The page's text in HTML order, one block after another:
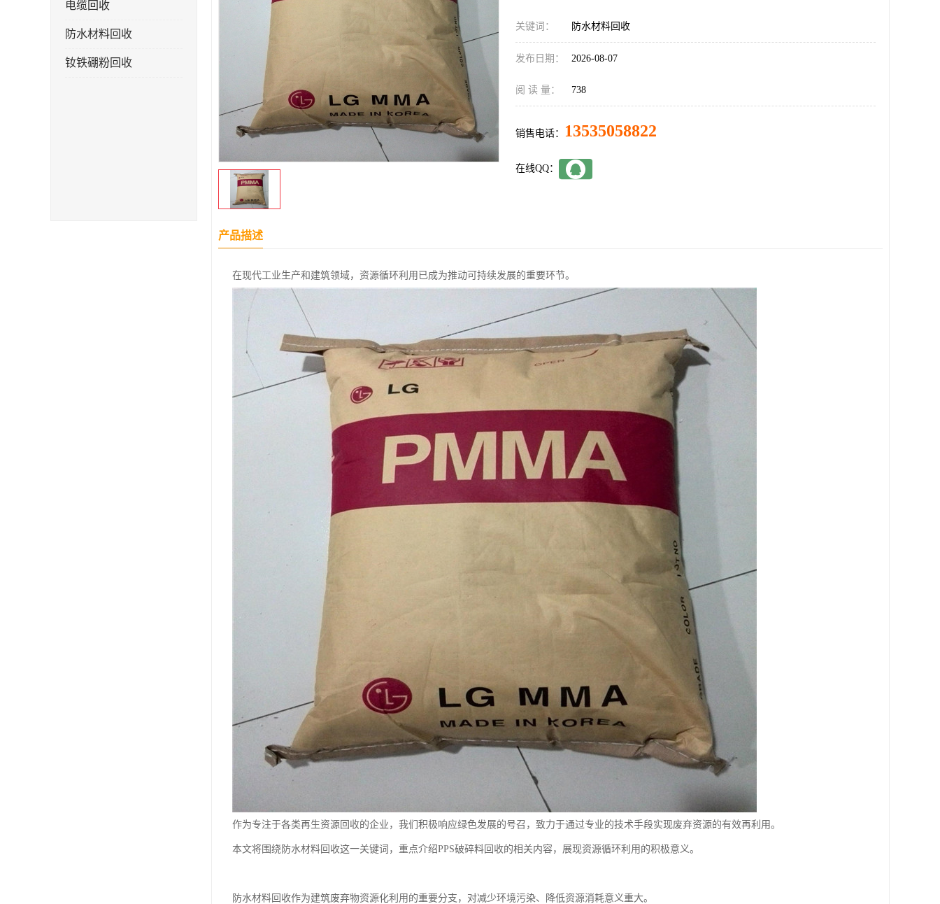
电缆回收
防水材料回收
钕铁硼粉回收
关键词： 防水材料回收
发布日期： 2026-08-07
阅 读 量： 738
销售电话： 13535058822
在线QQ：
产品描述
在现代工业生产和建筑领域，资源循环利用已成为推动可持续发展的重要环节。
作为专注于各类再生资源回收的企业，我们积极响应绿色发展的号召，致力于通过专业的技术手段实现废弃资源的有效再利用。
本文将围绕防水材料回收这一关键词，重点介绍PPS破碎料回收的相关内容，展现资源循环利用的积极意义。
防水材料回收作为建筑废弃物资源化利用的重要分支，对减少环境污染、降低资源消耗意义重大。